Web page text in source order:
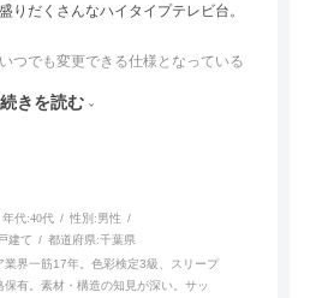
りだくさんなハイタイプテレビ台。
つでも変更できる仕様となっている
使用可能なスライドテーブルや収納
置けるスライド棚板がついているの
スなどでの収納家具やリビングでの
な用途に対応しています。
イド式となっているので開閉時のス
続きを読む
年代:40代 性別:男性
建て 都道府県:千葉県
業界一筋17年。色彩検定3級、スリープ
保有。素材・構造の知見が深い。サッ